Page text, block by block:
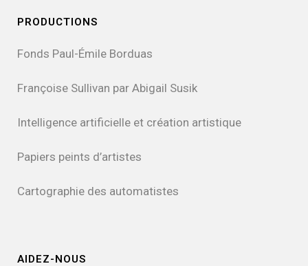
PRODUCTIONS
Fonds Paul-Émile Borduas
Françoise Sullivan par Abigail Susik
Intelligence artificielle et création artistique
Papiers peints d’artistes
Cartographie des automatistes
AIDEZ-NOUS